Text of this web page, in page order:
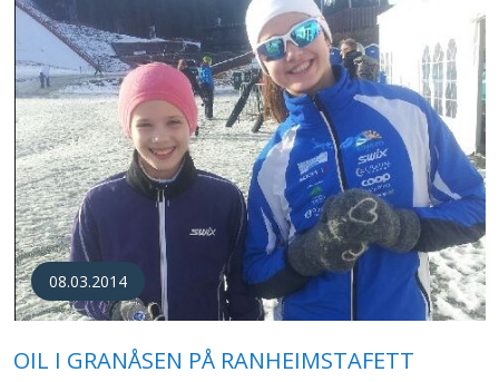
08.03.2014
OIL I GRANÅSEN PÅ RANHEIMSTAFETT